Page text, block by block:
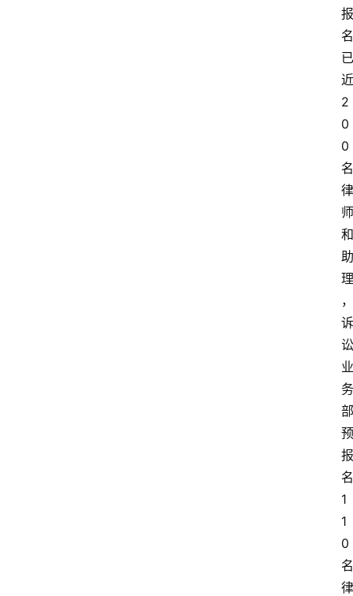
报
名
已
近
2
0
0
名
律
师
和
助
理
，
诉
讼
业
务
部
预
报
名
1
1
0
名
律